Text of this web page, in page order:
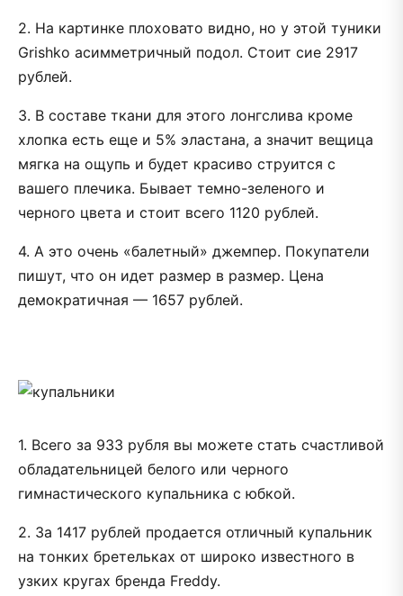
2. На картинке плоховато видно, но у этой туники
Grishko асимметричный подол. Стоит сие 2917
рублей.
3. В составе ткани для этого лонгслива кроме
хлопка есть еще и 5% эластана, а значит вещица
мягка на ощупь и будет красиво струится с
вашего плечика. Бывает темно-зеленого и
черного цвета и стоит всего 1120 рублей.
4. А это очень «балетный» джемпер. Покупатели
пишут, что он идет размер в размер. Цена
демократичная — 1657 рублей.
1. Всего за 933 рубля вы можете стать счастливой
обладательницей белого или черного
гимнастического купальника с юбкой.
2. За 1417 рублей продается отличный купальник
на тонких бретельках от широко известного в
узких кругах бренда Freddy.